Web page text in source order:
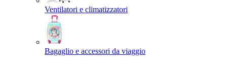
Ventilatori e climatizzatori
Bagaglio e accessori da viaggio